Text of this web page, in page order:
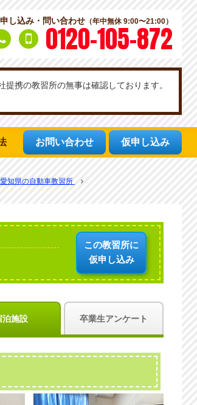
し込み・問い合わせ （年中無休 9:00〜21:00）
0120-105-872
携の教習所の無事は確認しております。
お問い合わせ 仮申し込み
愛知県の自動車教習所
この教習所に
仮申し込み
泊施設 卒業生アンケート